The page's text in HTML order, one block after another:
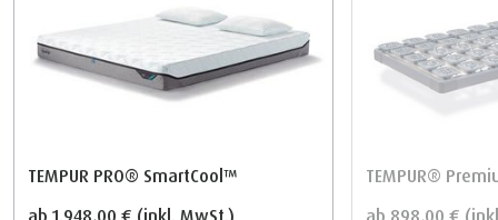
TEMPUR PRO® SmartCool™
ab 1.948,00 € (inkl. MwSt.)
TEMPUR®
ab 898,00 €